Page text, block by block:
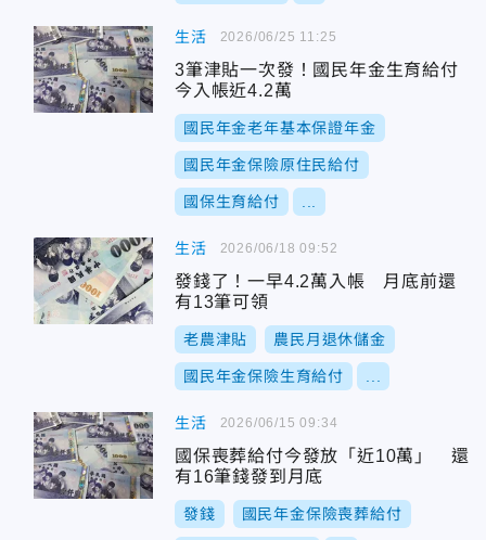
生活
3筆津貼一次發！國民年金生育給付
今入帳近4.2萬
國民年金老年基本保證年金
國民年金保險原住民給付
國保生育給付
2026/06/25 11:25
生活
發錢了！一早4.2萬入帳 月底前還
有13筆可領
老農津貼 農民月退休儲金
國民年金保險生育給付
2026/06/18 09:52
生活
國保喪葬給付今發放「近10萬」 還
有16筆錢發到月底
發錢 國民年金保險喪葬給付
2026/06/15 09:34